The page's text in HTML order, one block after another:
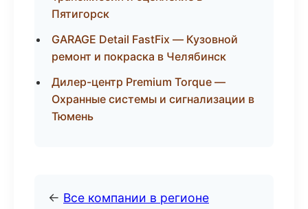
Пятигорск
GARAGE Detail FastFix — Кузовной
ремонт и покраска в Челябинск
Дилер-центр Premium Torque —
Охранные системы и сигнализации в
Тюмень
← Все компании в регионе